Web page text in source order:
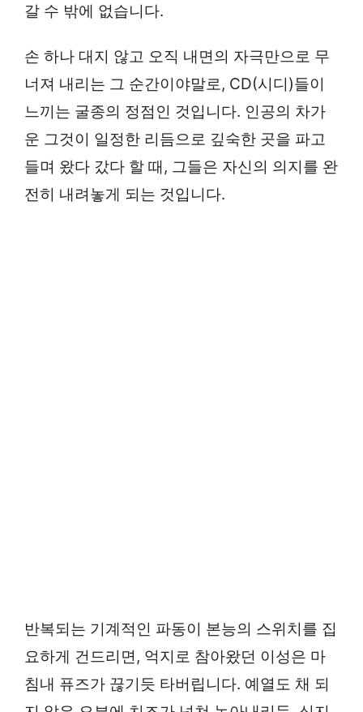
갈 수 밖에 없습니다.
손 하나 대지 않고 오직 내면의 자극만으로 무
너져 내리는 그 순간이야말로, CD(시디)들이
느끼는 굴종의 정점인 것입니다. 인공의 차가
운 그것이 일정한 리듬으로 깊숙한 곳을 파고
들며 왔다 갔다 할 때, 그들은 자신의 의지를 완
전히 내려놓게 되는 것입니다.
반복되는 기계적인 파동이 본능의 스위치를 집
요하게 건드리면, 억지로 참아왔던 이성은 마
침내 퓨즈가 끊기듯 타버립니다. 예열도 채 되